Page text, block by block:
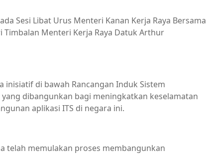
Sesi Libat Urus Menteri Kanan Kerja Raya Bersama
Menteri Kerja Raya Datuk Arthur
inisiatif di bawah Rancangan Induk Sistem
yang dibangunkan bagi meningkatkan keselamatan
aplikasi ITS di negara ini.
telah memulakan proses membangunkan